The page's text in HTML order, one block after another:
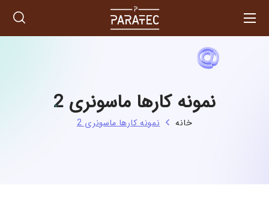
نمونه کارها ماسونری 2
خانه نمونه کارها ماسونری 2